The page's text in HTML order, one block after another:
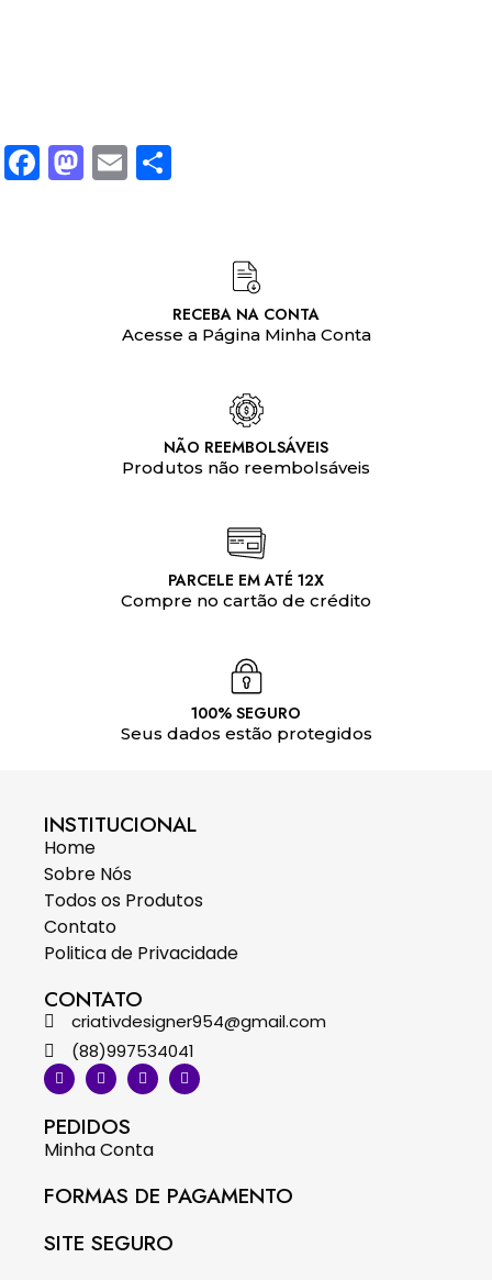
Facebook
Mastodon
Email
RECEBA NA CONTA
Acesse a Página Minha Conta
NÃO REEMBOLSÁVEIS
Produtos não reembolsáveis
PARCELE EM ATÉ 12X
Compre no cartão de crédito
100% SEGURO
Seus dados estão protegidos
INSTITUCIONAL
Home
Sobre Nós
Todos os Produtos
Contato
Politica de Privacidade
CONTATO
criativdesigner954@gmail.com
(88)997534041
PEDIDOS
Minha Conta
FORMAS DE PAGAMENTO
SITE SEGURO